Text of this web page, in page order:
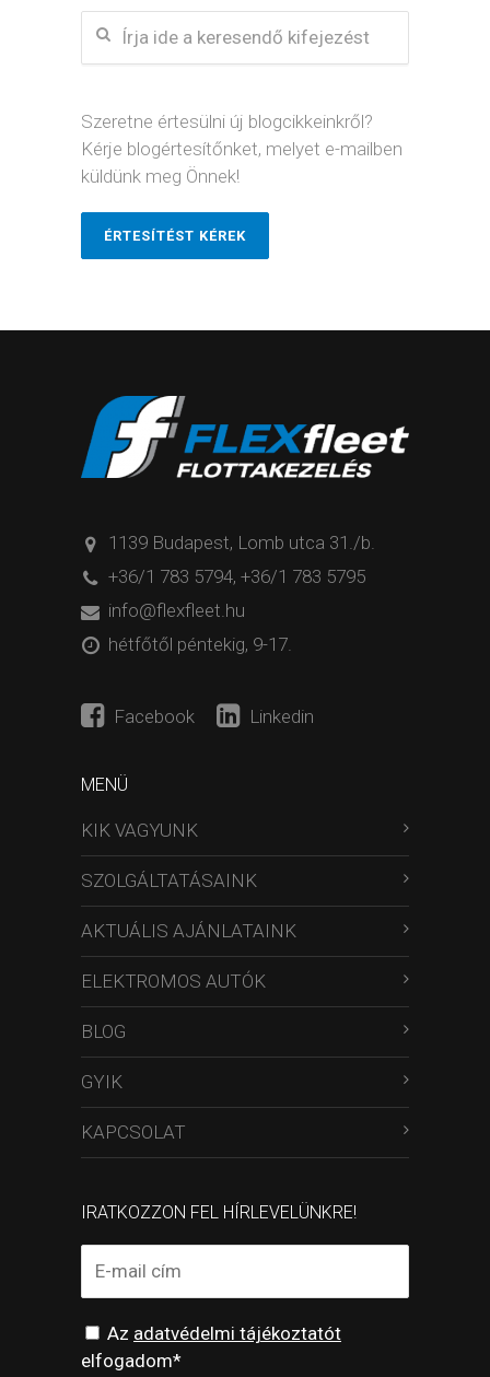
Szeretne értesülni új blogcikkeinkről?
Kérje blogértesítőnket, melyet e-mailben
küldünk meg Önnek!
ÉRTESÍTÉST KÉREK
1139 Budapest, Lomb utca 31./b.
+36/1 783 5794, +36/1 783 5795
info@flexfleet.hu
hétfőtől péntekig, 9-17.
Facebook Linkedin
MENÜ
KIK VAGYUNK
SZOLGÁLTATÁSAINK
AKTUÁLIS AJÁNLATAINK
ELEKTROMOS AUTÓK
BLOG
GYIK
KAPCSOLAT
IRATKOZZON FEL HÍRLEVELÜNKRE!
Az adatvédelmi tájékoztatót
elfogadom*